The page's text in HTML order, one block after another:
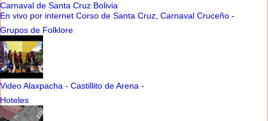
Carnaval de Santa Cruz Bolivia
En vivo por internet Corso de Santa Cruz, Carnaval Cruceño -
Grupos de Folklore
Video Alaxpacha - Castillito de Arena -
Hoteles